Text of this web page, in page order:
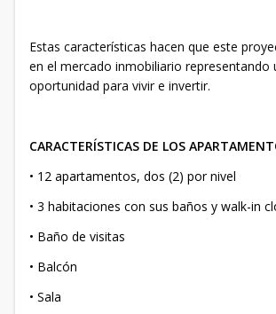
Estas características hacen que este
en el mercado inmobiliario representando
oportunidad para vivir e invertir.
CARACTERÍSTICAS DE LOS
• 12 apartamentos, dos (2) por nivel
• 3 habitaciones con sus baños y walk-in
• Baño de visitas
• Balcón
• Sala